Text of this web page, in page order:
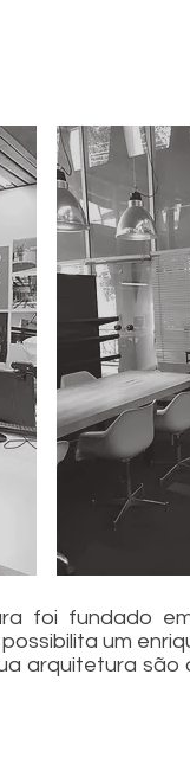
foi fundado
um
arquitetura